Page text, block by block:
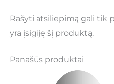
Rašyti atsiliepimą gali tik
yra įsigiję šį produktą.
Panašūs produktai